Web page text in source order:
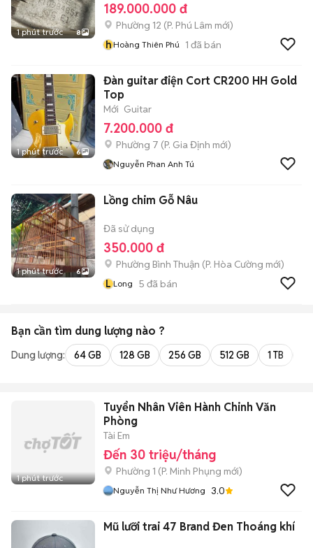
1 phút trước 8
189.000.000 đ
Phường 12 (P. Phú Lâm mới)
hHoàng Thiên Phú 1 đã bán
1 phút trước 6
Đàn guitar điện Cort CR200 HH Gold
Top
Mới Guitar
7.200.000 đ
Phường 7 (P. Gia Định mới)
Nguyễn Phan Anh Tú
1 phút trước 6
Lồng chim Gỗ Nâu
Đã sử dụng
350.000 đ
Phường Bình Thuận (P. Hòa Cường mới)
L Long 5 đã bán
Bạn cần tìm dung lượng nào ?
Dung lượng: 64 GB 128 GB 256 GB 512 GB 1 TB
1 phút trước
Tuyển Nhân Viên Hành Chinh Văn
Phòng
Tài Em
Đến 30 triệu/tháng
Phường 1 (P. Minh Phụng mới)
Nguyễn Thị Như Hương 3.0
Mũ lưỡi trai 47 Brand Đen Thoáng khí